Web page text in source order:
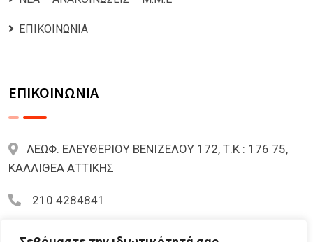
ΕΠΙΚΟΙΝΩΝΙΑ
ΕΠΙΚΟΙΝΩΝΙΑ
ΛΕΩΦ. ΕΛΕΥΘΕΡΙΟΥ ΒΕΝΙΖΕΛΟΥ 172, Τ.Κ : 176 75,
ΚΑΛΛΙΘΕΑ ΑΤΤΙΚΗΣ
210 4284841
mariazoi.powernumbers@gmail.com